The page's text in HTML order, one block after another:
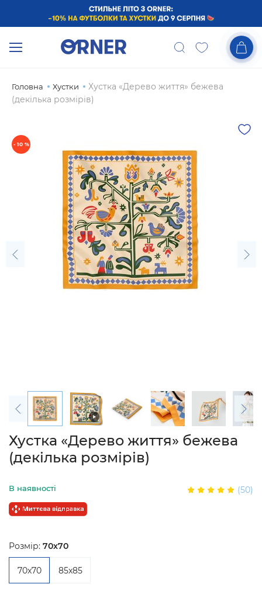
Головна Хустки
Хустка «Дерево життя» бежева
(декілька розмірів)
- 10 %
Хустка «Дерево життя» бежева
(декілька розмірів)
В наявності (50)
Розмір: 70x70
70x70 85x85